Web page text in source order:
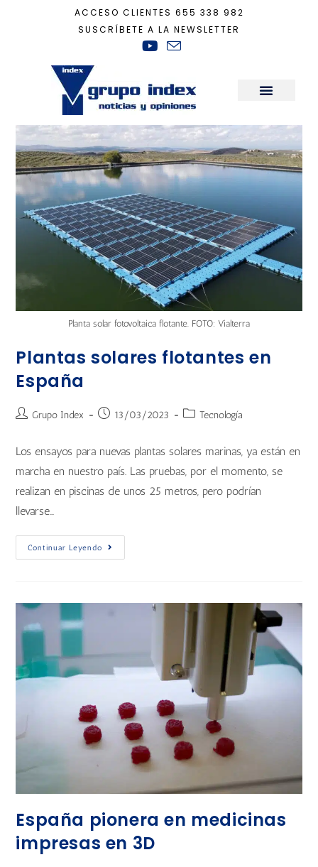
ACCESO CLIENTES 655 338 982
SUSCRÍBETE A LA NEWSLETTER
tecnologia
Planta solar fotovoltaica flotante. FOTO: Vialterra
Plantas solares flotantes en
España
Grupo Index 13/03/2023 Tecnología
Los ensayos para nuevas plantas solares marinas, ya están en
marcha en nuestro país. Las pruebas, por el momento, se
realizan en piscinas de unos 25 metros, pero podrían
llevarse…
Continuar Leyendo
España pionera en medicinas
impresas en 3D